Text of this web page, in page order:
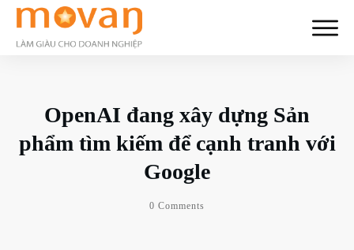
OpenAI đang xây dựng Sản
phẩm tìm kiếm để cạnh tranh với
Google
0 Comments